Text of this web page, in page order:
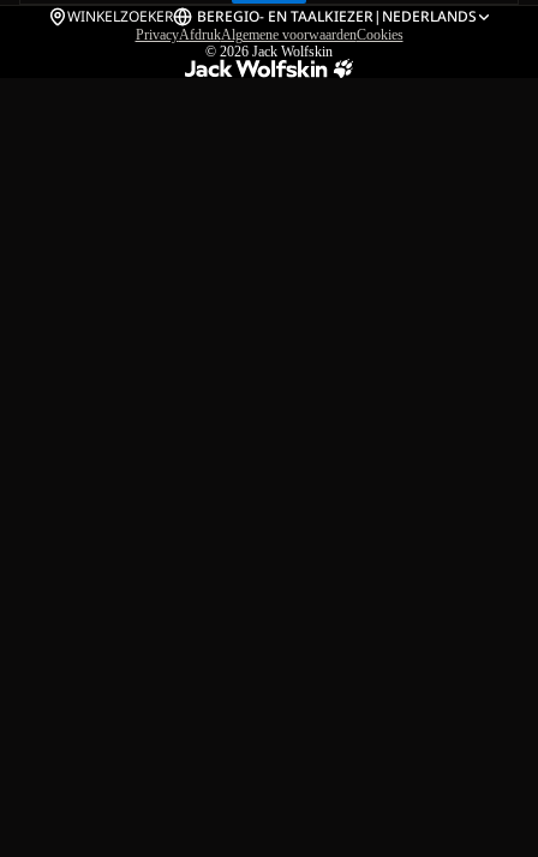
WINKELZOEKER BEREGIO- EN TAALKIEZER| NEDERLANDS
PrivacyAfdrukAlgemene voorwaardenCookies
© 2026 Jack Wolfskin